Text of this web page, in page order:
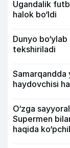
Ugandalik
halok bo‘ldi
Dunyo
tekshiriladi
Samarqandda
haydovchisi
O‘zga
Supermen
haqida